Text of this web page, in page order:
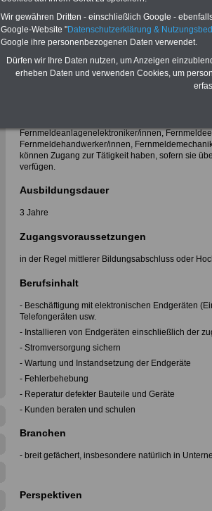
Detailiierte Informationen zum Ausbildungsinhalt
- IT-System-Elektroniker(in)
In der Regel wird für den Zugang zur Tätigkeit
entsprechenden Berufsausbildung als IT-System-
IT-System-Elektroniker/in ist ein anerkannter
Auch Büroinformationselektroniker/innen,
Fernmeldeanlagenelektroniker/innen,
Fernmeldehandwerker/innen,
können Zugang zur Tätigkeit haben, sofern sie
verfügen.
Ausbildungsdauer
3 Jahre
Zugangsvoraussetzungen
in der Regel mittlerer Bildungsabschluss oder
Berufsinhalt
- Beschäftigung mit elektronischen Endgeräten
Telefongeräten usw.
- Installieren von Endgeräten einschließlich der
- Stromversorgung sichern
- Wartung und Instandsetzung der Endgeräte
- Fehlerbehebung
- Reperatur defekter Bauteile und Geräte
- Kunden beraten und schulen
Branchen
- breit gefächert, insbesondere natürlich in
Perspektiven
Wir gewähren Dritten - einschließlich Google -
Google-Website "Datenschutzerklärung &
Google ihre personenbezogenen Daten verwendet.
Dürfen wir Ihre Daten nutzen, um Anzeigen
erheben Daten und verwenden Cookies, um